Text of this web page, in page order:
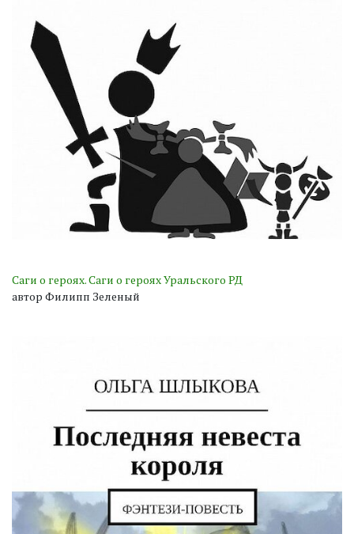
Саги о героях. Саги о героях Уральского РД
автор Филипп Зеленый